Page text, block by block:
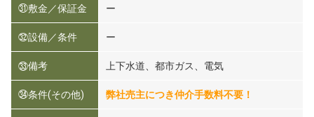
㉛敷金／保証金 ー
㉜設備／条件 ー
㉝備考 上下水道、都市ガス、電気
㉞条件(その他) 弊社売主につき仲介手数料不要！